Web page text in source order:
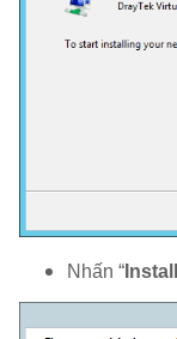
Nhấn “ Install